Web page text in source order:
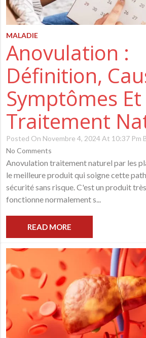
MALADIE
Anovulation :
Définition,
Symptômes Et
Traitement
Posted On Novembre 4, 2024 At 10:37 Pm
No Comments
Anovulation traitement naturel par les
le meilleure produit qui soigne cette
sécurité sans risque. C'est un produit
fonctionne normalement s...
READ MORE